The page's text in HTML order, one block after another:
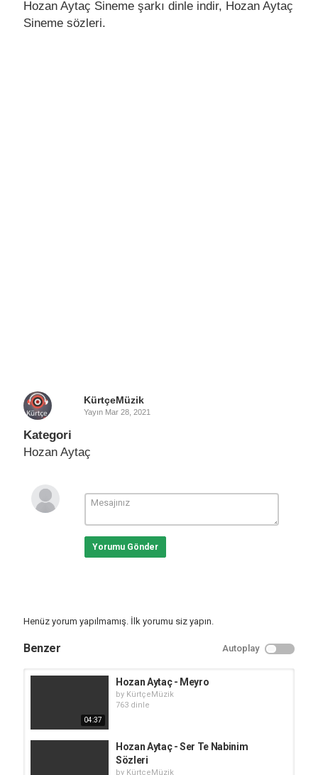
Hozan Aytaç Sineme şarkı dinle indir, Hozan Aytaç
Sineme sözleri.
KürtçeMüzik
Yayın Mar 28, 2021
Kategori
Hozan Aytaç
Yorumu Gönder
Henüz yorum yapılmamış. İlk yorumu siz yapın.
Benzer Autoplay
04:37
Hozan Aytaç - Meyro
by KürtçeMüzik
763 dinle
Hozan Aytaç - Ser Te Nabinim
Sözleri
by KürtçeMüzik